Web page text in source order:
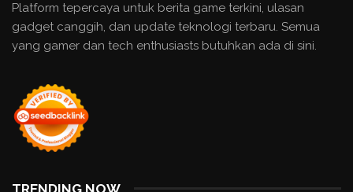
Platform tepercaya untuk berita game terkini, ulasan
gadget canggih, dan update teknologi terbaru. Semua
yang gamer dan tech enthusiasts butuhkan ada di sini.
TRENDING NOW